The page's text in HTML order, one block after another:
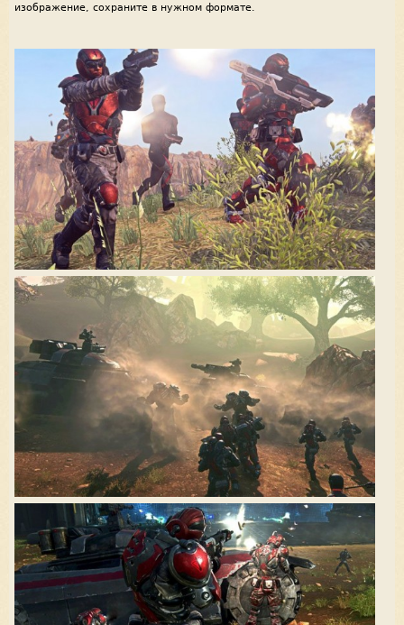
изображение, сохраните в нужном формате.